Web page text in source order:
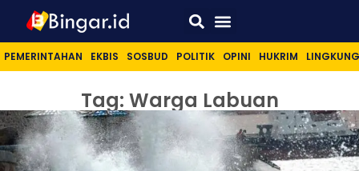
PEMERINTAHAN EKBIS SOSBUD POLITIK OPINI HUKRIM
Tag: Warga Labuan